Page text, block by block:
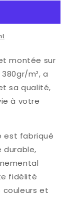
montée sur
m², a
sa qualité,
à votre
est fabriqué
durable,
fidélité
couleurs et